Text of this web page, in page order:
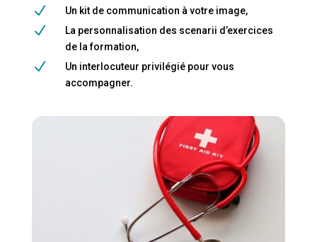
N Un kit de communication à votre image,
N
La personnalisation des scenarii d’exercices
de la formation,
N
Un interlocuteur privilégié pour vous
accompagner.